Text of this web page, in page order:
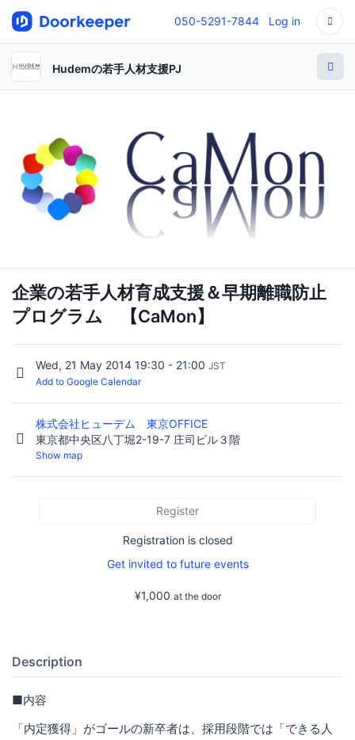
050-5291-7844 Log in
Hudemの若手人材支援PJ
企業の若手人材育成支援＆早期離職防止
プログラム 【CaMon】
Wed, 21 May 2014 19:30 - 21:00 JST
Add to Google Calendar
株式会社ヒューデム 東京OFFICE
東京都中央区八丁堀2-19-7 庄司ビル３階
Show map
Register
Registration is closed
Get invited to future events
¥1,000 at the door
Description
■内容
「内定獲得」がゴールの新卒者は、採用段階では「できる人